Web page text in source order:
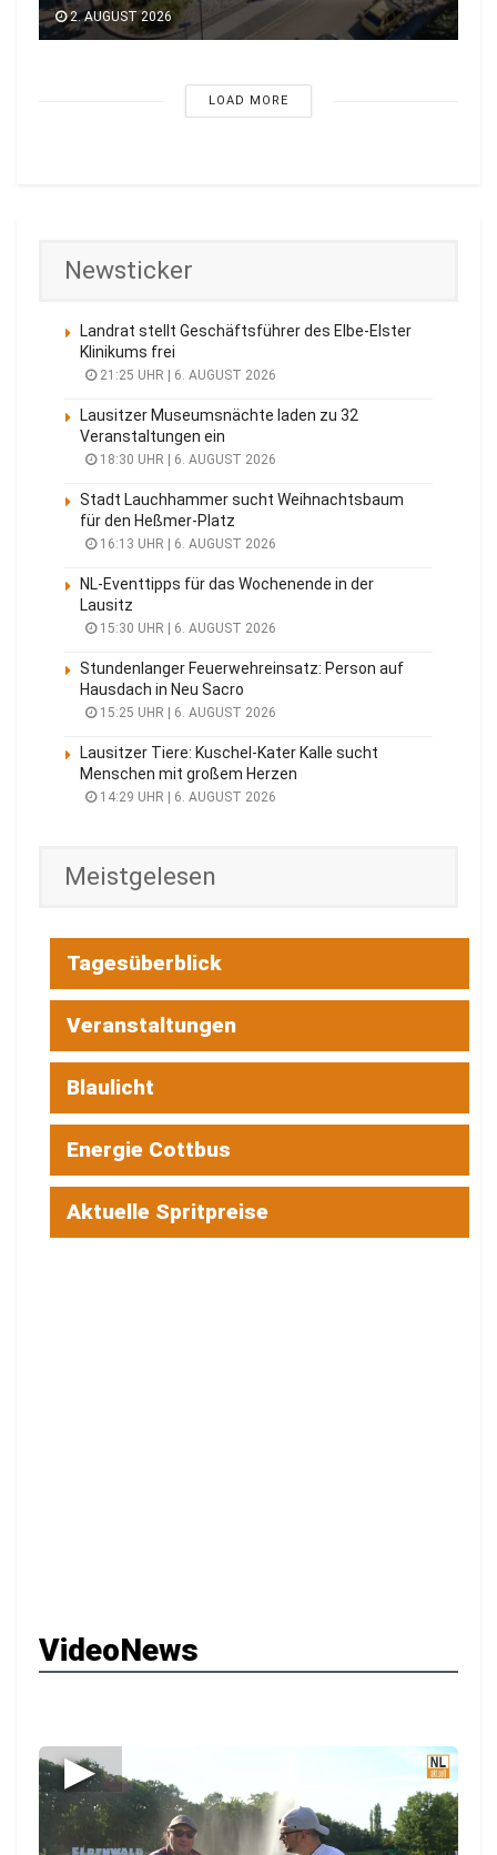
2. AUGUST 2026
LOAD MORE
Newsticker
Landrat stellt Geschäftsführer des Elbe-Elster
Klinikums frei
21:25 UHR | 6. AUGUST 2026
Lausitzer Museumsnächte laden zu 32
Veranstaltungen ein
18:30 UHR | 6. AUGUST 2026
Stadt Lauchhammer sucht Weihnachtsbaum
für den Heßmer-Platz
16:13 UHR | 6. AUGUST 2026
NL-Eventtipps für das Wochenende in der
Lausitz
15:30 UHR | 6. AUGUST 2026
Stundenlanger Feuerwehreinsatz: Person auf
Hausdach in Neu Sacro
15:25 UHR | 6. AUGUST 2026
Lausitzer Tiere: Kuschel-Kater Kalle sucht
Menschen mit großem Herzen
14:29 UHR | 6. AUGUST 2026
Meistgelesen
Tagesüberblick
Veranstaltungen
Blaulicht
Energie Cottbus
Aktuelle Spritpreise
VideoNews
▶